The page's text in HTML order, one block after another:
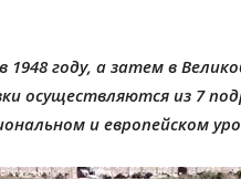
1948 году, а затем в
осуществляются из 7
и европейском